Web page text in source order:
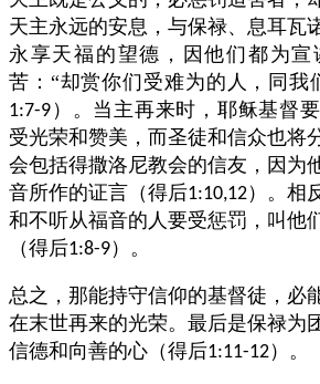
天主永远的安息，与保禄、息耳瓦
永享天福的望德，因他们都为宣
苦：“却赏你们受难为的人，同我
1:7-9 ）。当主再来时，耶稣基督
受光荣和赞美，而圣徒和信众也将
会包括得撒洛尼教会的信友，因为
音所作的证言（得后1:10,12）。相
和不听从福音的人要受惩罚，叫他
（得后1:8-9）。
总之，那能持守信仰的基督徒，必
在末世再来的光荣。最后是保禄为
信德和向善的心（得后1:11-12）。